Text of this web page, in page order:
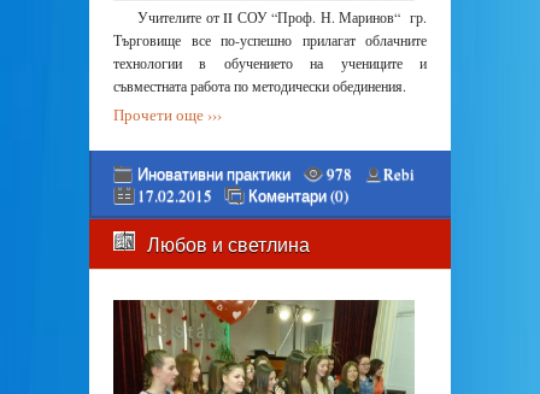
Учителите от II СОУ “Проф. Н. Маринов“ гр.
Търговище все по-успешно прилагат облачните
технологии в обучението на учениците и
съвместната работа по методически обединения.
Прочети още ›››
Иновативни практики 978
Rebi
17.02.2015
Коментари (0)
Любов и светлина